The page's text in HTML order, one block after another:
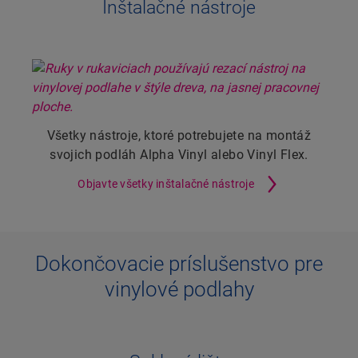
Inštalačné nástroje
Všetky nástroje, ktoré potrebujete na montáž
svojich podláh Alpha Vinyl alebo Vinyl Flex.
Objavte všetky inštalačné nástroje
Dokončovacie príslušenstvo pre
vinylové podlahy